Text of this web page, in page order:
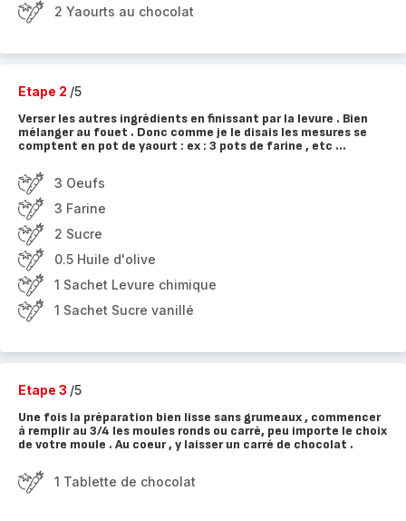
2 Yaourts au chocolat
Etape 2 /5
Verser les autres ingrédients en finissant par la levure . Bien
mélanger au fouet . Donc comme je le disais les mesures se
comptent en pot de yaourt : ex : 3 pots de farine , etc ...
3 Oeufs
3 Farine
2 Sucre
0.5 Huile d'olive
1 Sachet Levure chimique
1 Sachet Sucre vanillé
Etape 3 /5
Une fois la préparation bien lisse sans grumeaux , commencer
à remplir au 3/4 les moules ronds ou carré, peu importe le choix
de votre moule . Au coeur , y laisser un carré de chocolat .
1 Tablette de chocolat